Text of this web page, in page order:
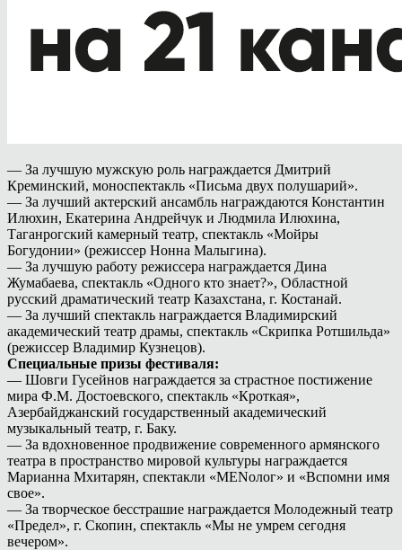
— За лучшую мужскую роль награждается Дмитрий
Креминский, моноспектакль «Письма двух полушарий».
— За лучший актерский ансамбль награждаются Константин
Илюхин, Екатерина Андрейчук и Людмила Илюхина,
Таганрогский камерный театр, спектакль «Мойры
Богудонии» (режиссер Нонна Малыгина).
— За лучшую работу режиссера награждается Дина
Жумабаева, спектакль «Одного кто знает?», Областной
русский драматический театр Казахстана, г. Костанай.
— За лучший спектакль награждается Владимирский
академический театр драмы, спектакль «Скрипка Ротшильда»
(режиссер Владимир Кузнецов).
Специальные призы фестиваля:
— Шовги Гусейнов награждается за страстное постижение
мира Ф.М. Достоевского, спектакль «Кроткая»,
Азербайджанский государственный академический
музыкальный театр, г. Баку.
— За вдохновенное продвижение современного армянского
театра в пространство мировой культуры награждается
Марианна Мхитарян, спектакли «MENолог» и «Вспомни имя
свое».
— За творческое бесстрашие награждается Молодежный театр
«Предел», г. Скопин, спектакль «Мы не умрем сегодня
вечером».